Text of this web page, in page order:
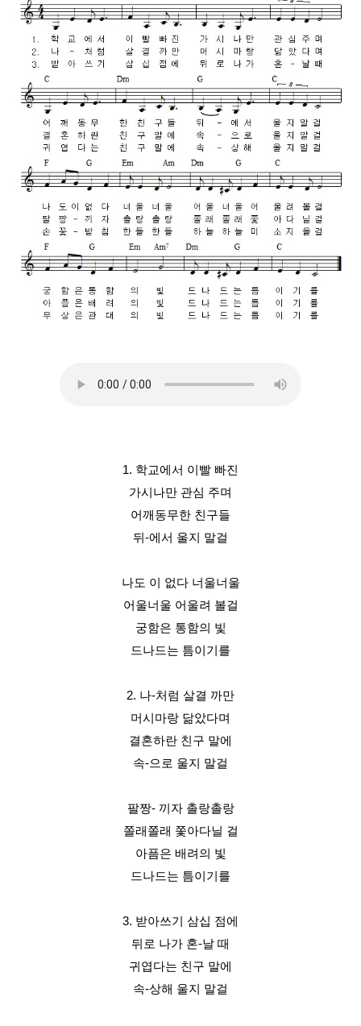
1. 학교에서 이빨 빠진
가시나만 관심 주며
어깨동무한 친구들
뒤-에서 울지 말걸
나도 이 없다 너울너울
어울너울 어울려 볼걸
궁함은 통함의 빛
드나드는 틈이기를
2. 나-처럼 살결 까만
머시마랑 닮았다며
결혼하란 친구 말에
속-으로 울지 말걸
팔짱- 끼자 촐랑촐랑
쫄래쫄래 쫓아다닐 걸
아픔은 배려의 빛
드나드는 틈이기를
3. 받아쓰기 삼십 점에
뒤로 나가 혼-날 때
귀엽다는 친구 말에
속-상해 울지 말걸